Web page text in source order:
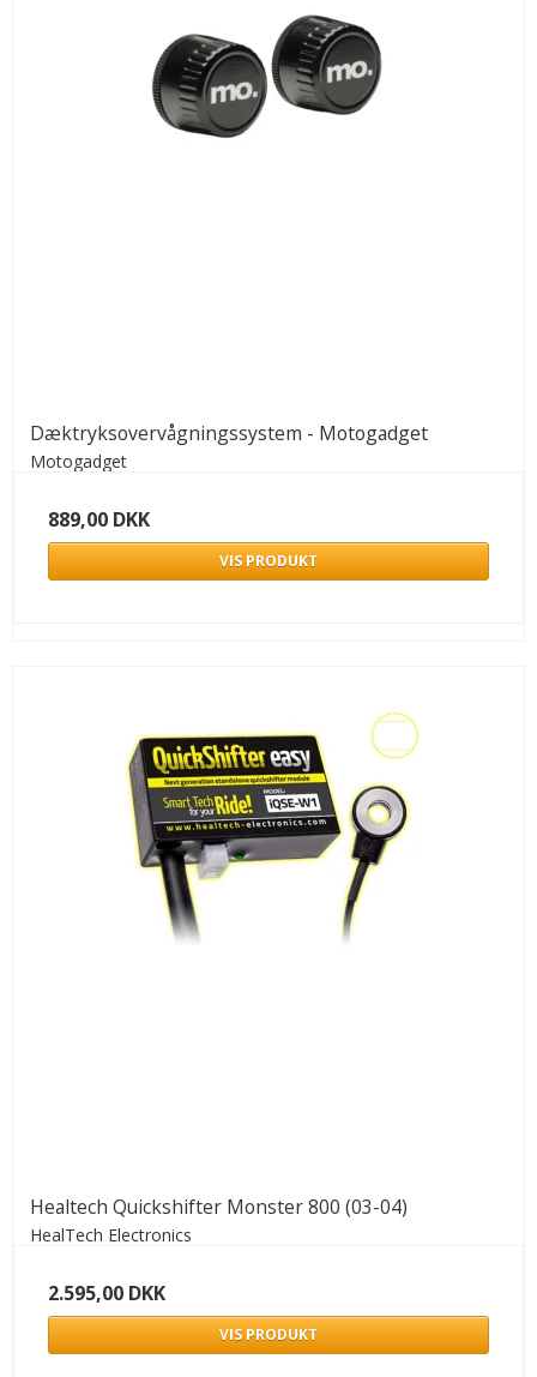
Dæktryksovervågningssystem - Motogadget
Motogadget
889,00 DKK
VIS PRODUKT
Healtech Quickshifter Monster 800 (03-04)
HealTech Electronics
2.595,00 DKK
VIS PRODUKT